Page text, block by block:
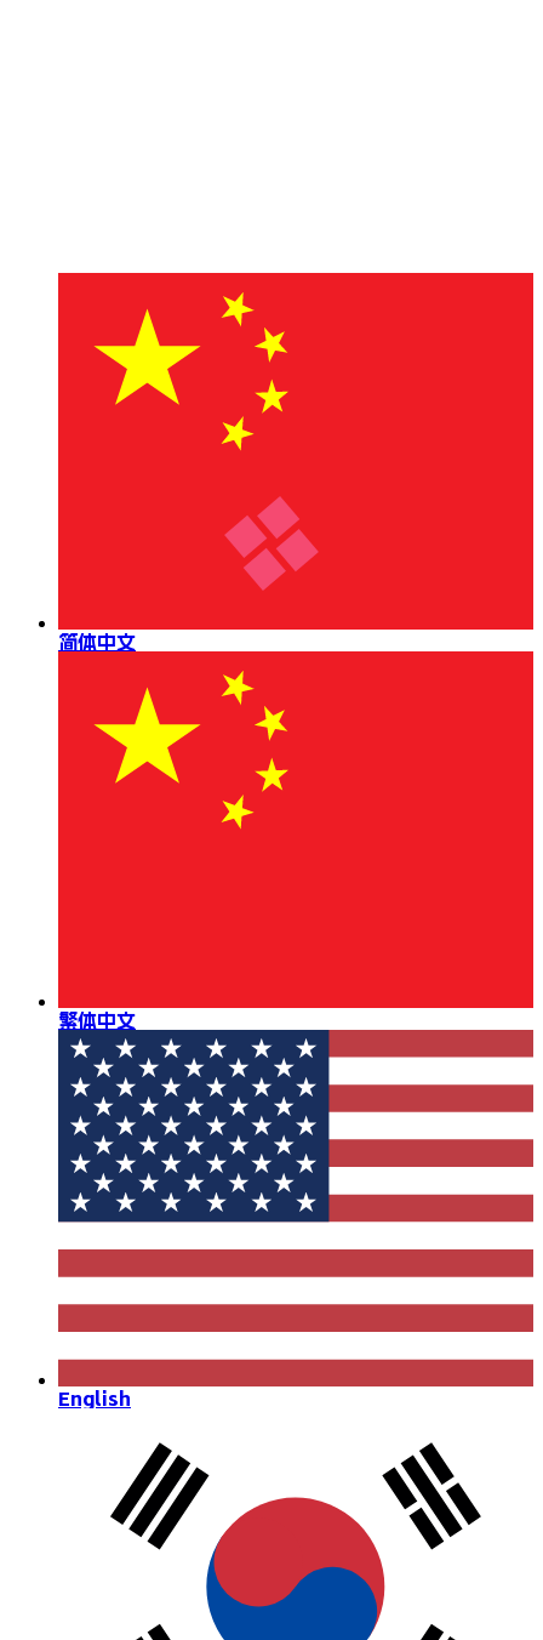
简体中文
繁体中文
English